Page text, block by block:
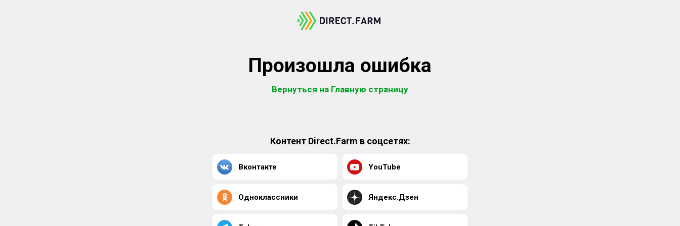
Произошла ошибка
Вернуться на Главную страницу
Контент Direct.Farm в соцсетях:
Вконтакте YouTube
Одноклассники Яндекс.Дзен